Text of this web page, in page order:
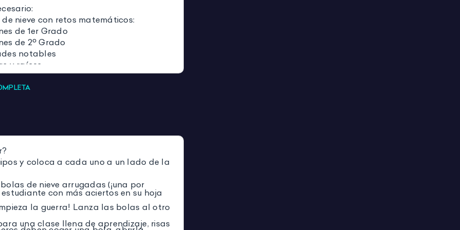
de nieve con retos matemáticos:
de 1er Grado
de 2º Grado
notables
y raíces
blanco para personalizar.
con instrucciones divertidas.
tu hoja de registro con el mayor
y coloca a cada uno a un lado de la
de nieve arrugadas (¡una por
la guerra! Lanza las bolas al otro
con más aciertos en su hoja
una clase llena de aprendizaje, risas